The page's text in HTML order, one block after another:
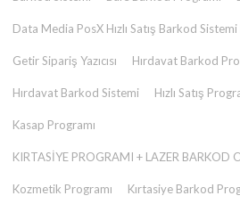
Data Media PosX Hızlı Satış Barkod
Getir Sipariş Yazıcısı Hırdavat Barkod
Hırdavat Barkod Sistemi Hızlı Satış
Kasap Programı
KIRTASİYE PROGRAMI + LAZER BARKOD
Kozmetik Programı Kırtasiye Barkod